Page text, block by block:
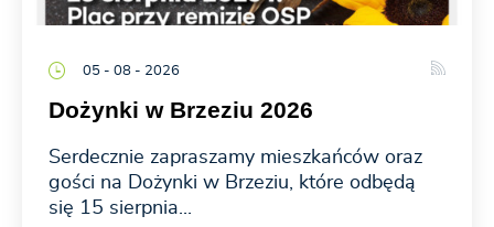
05 - 08 - 2026
Dożynki w Brzeziu 2026
Serdecznie zapraszamy mieszkańców oraz
gości na Dożynki w Brzeziu, które odbędą
się 15 sierpnia...